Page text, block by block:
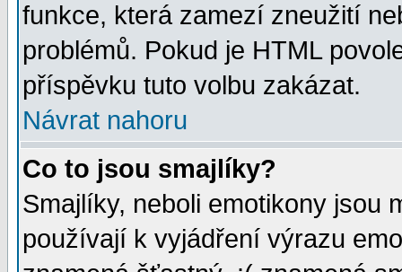
funkce, která zamezí zneužití
problémů. Pokud je HTML
příspěvku tuto volbu zakázat.
Návrat nahoru
Co to jsou smajlíky?
Smajlíky, neboli emotikony jsou
používají k vyjádření výrazu